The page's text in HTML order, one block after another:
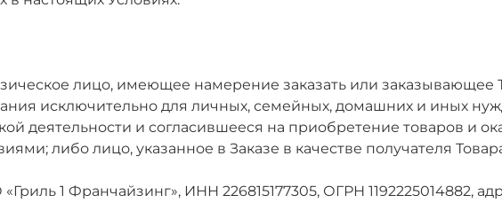
лицо, имеющее намерение заказать или заказывающее
исключительно для личных, семейных, домашних и иных
деятельности и согласившееся на приобретение товаров и
либо лицо, указанное в Заказе в качестве получателя
1 Франчайзинг», ИНН 226815177305, ОГРН 1192225014882,